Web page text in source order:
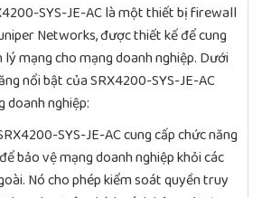
SYS-JE-AC là một thiết bị firewall
Networks, được thiết kế để cung
mạng cho mạng doanh nghiệp. Dưới
nổi bật của SRX4200-SYS-JE-AC
nghiệp:
SYS-JE-AC cung cấp chức năng
bảo vệ mạng doanh nghiệp khỏi các
Nó cho phép kiểm soát quyền truy